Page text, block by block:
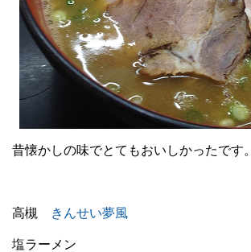
昔懐かしの味でとてもおいしかったです。
高槻 きんせい夢風
塩ラーメン